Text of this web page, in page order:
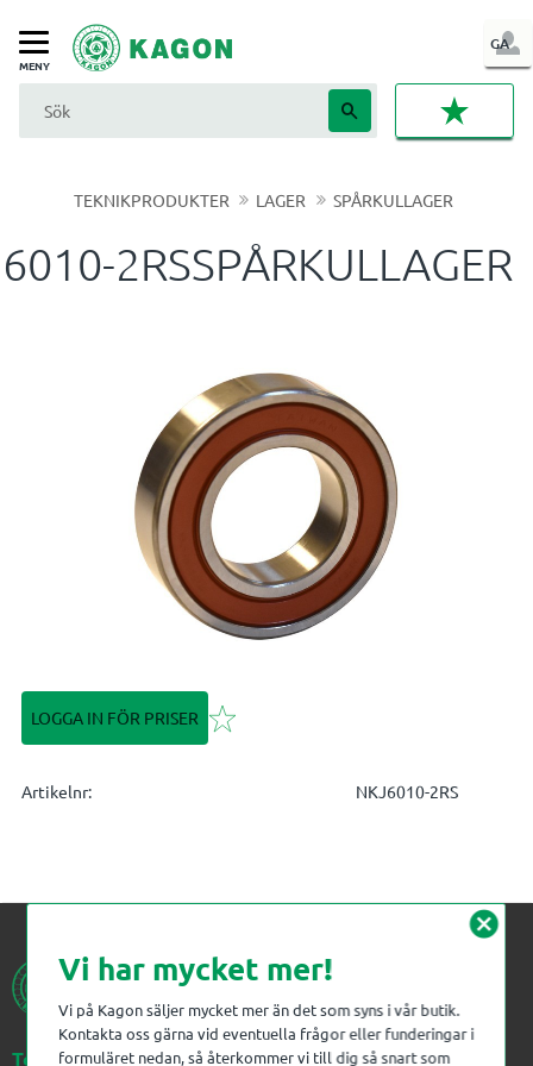
Meny
GA
IN
TEKNIKPRODUKTER LAGER SPÅRKULLAGER
6010-2RSSPÅRKULLAGER
LOGGA IN FÖR PRISER Lägg till i favoriter
Artikelnr NKJ6010-2RS
Telefon:023-383 18 00
cancel
Vi har mycket mer!
Vi på Kagon säljer mycket mer än det som syns i vår butik.
Kontakta oss gärna vid eventuella frågor eller funderingar i
formuläret nedan, så återkommer vi till dig så snart som